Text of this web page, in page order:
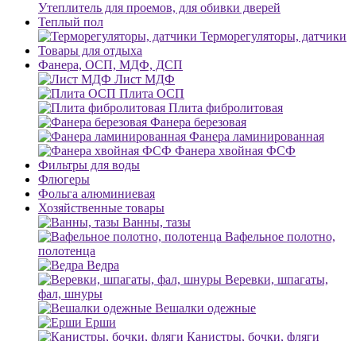
Утеплитель для проемов, для обивки дверей
Теплый пол
Терморегуляторы, датчики
Товары для отдыха
Фанера, ОСП, МДФ, ДСП
Лист МДФ
Плита ОСП
Плита фибролитовая
Фанера березовая
Фанера ламинированная
Фанера хвойная ФСФ
Фильтры для воды
Флюгеры
Фольга алюминиевая
Хозяйственные товары
Ванны, тазы
Вафельное полотно,
полотенца
Ведра
Веревки, шпагаты,
фал, шнуры
Вешалки одежные
Ерши
Канистры, бочки, фляги